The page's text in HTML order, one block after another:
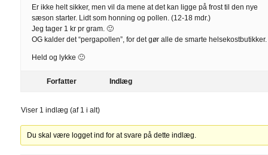
Er ikke helt sikker, men vil da mene at det kan ligge på frost til den nye
sæson starter. Lidt som honning og pollen. (12-18 mdr.)
Jeg tager 1 kr pr gram. 🙂
OG kalder det “pergapollen”, for det gør alle de smarte helsekostbutikker.
Held og lykke 🙂
Forfatter Indlæg
Viser 1 indlæg (af 1 i alt)
Du skal være logget ind for at svare på dette indlæg.